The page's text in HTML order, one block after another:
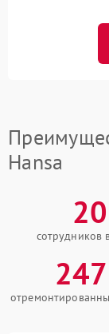
Hansa
20
сотрудников